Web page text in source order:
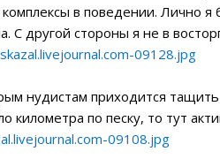
в поведении. Лично я
С другой стороны я не в
нудистам приходится
километра по песку, то тут